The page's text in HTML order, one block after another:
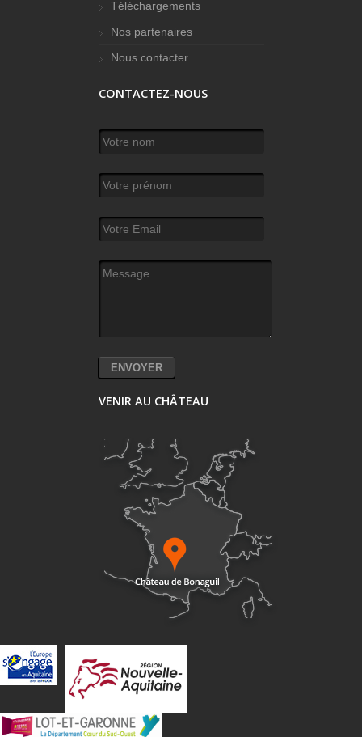
Téléchargements
Nos partenaires
Nous contacter
CONTACTEZ-NOUS
Votre nom
Votre prénom
Votre Email
Message
VENIR AU CHÂTEAU